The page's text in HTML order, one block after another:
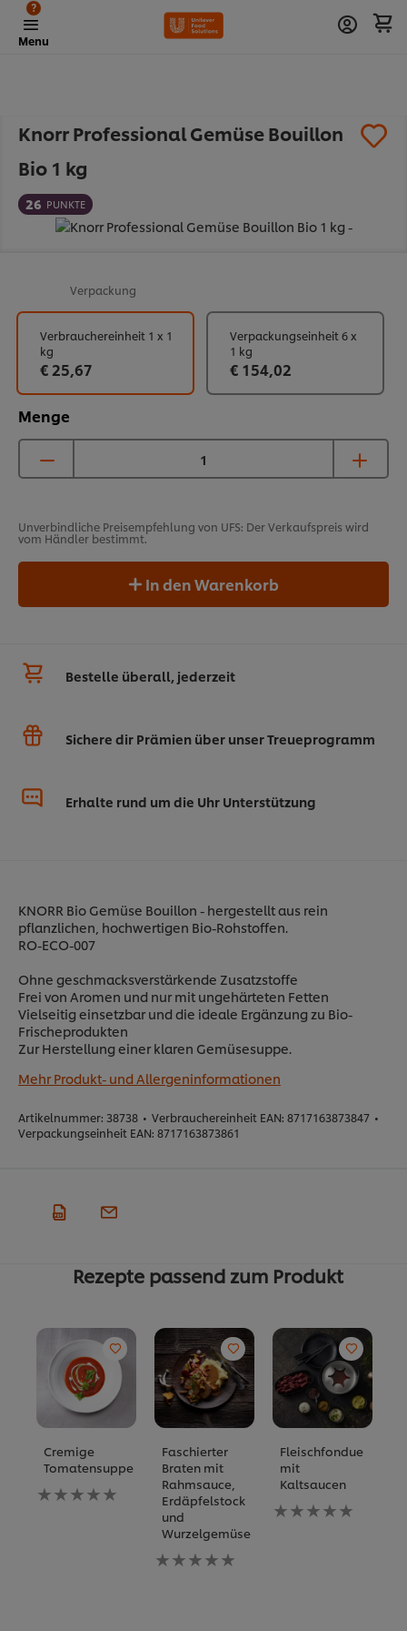
Menu
?
Knorr Professional Gemüse Bouillon
Bio 1 kg
26 PUNKTE
Verpackung
Menge
Verbrauchereinheit 1 x 1
kg
€ 25,67
Verpackungseinheit 6 x
1 kg
€ 154,02
Unverbindliche Preisempfehlung von UFS: Der Verkaufspreis wird
vom Händler bestimmt.
In den Warenkorb
Bestelle überall, jederzeit
Sichere dir Prämien über unser Treueprogramm
Erhalte rund um die Uhr Unterstützung
KNORR Bio Gemüse Bouillon - hergestellt aus rein
pflanzlichen, hochwertigen Bio-Rohstoffen.
RO-ECO-007
Ohne geschmacksverstärkende Zusatzstoffe
Frei von Aromen und nur mit ungehärteten Fetten
Vielseitig einsetzbar und die ideale Ergänzung zu Bio-
Frischeprodukten
Zur Herstellung einer klaren Gemüsesuppe.
Mehr Produkt- und Allergeninformationen
Artikelnummer: 38738 • Verbrauchereinheit EAN: 8717163873847 •
Verpackungseinheit EAN: 8717163873861
Rezepte passend zum Produkt
Cremige
Tomatensuppe
Keine
Bewertungen
Faschierter
Braten mit
Rahmsauce,
Erdäpfelstock
und
Wurzelgemüse
Keine
Bewertungen
Fleischfondue
mit
Kaltsaucen
Keine
Bewertungen